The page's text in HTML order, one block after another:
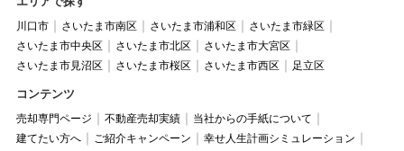
川口市 さいたま市南区 さいたま市浦和区
さいたま市緑区
さいたま市中央区
さいたま市北区
さいたま市大宮区
さいたま市見沼区
さいたま市桜区 さいたま市西区 足立区
コンテンツ
売却専門ページ 不動産売却実績
当社からの手紙について
建てたい方へ
ご紹介キャンペーン
幸せ人生計画シミュレーション